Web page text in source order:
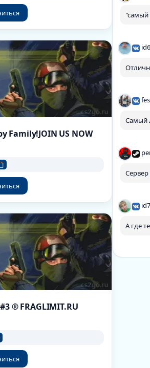
Family!JOIN US NOW
® FRAGLIMIT.RU
Самый
Сервер
А где